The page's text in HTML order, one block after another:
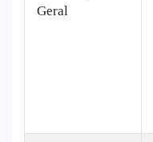
Geral